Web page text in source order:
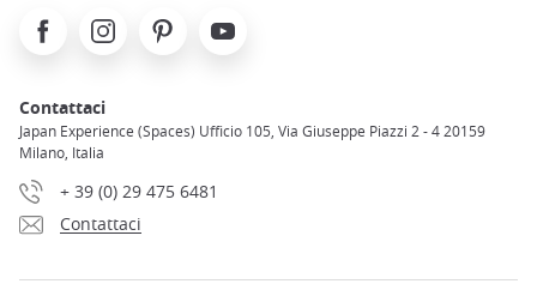
FacebookInstagramPinterest Youtube
Contattaci
Japan Experience (Spaces) Ufficio 105, Via Giuseppe Piazzi 2 - 4 20159
Milano, Italia
+ 39 (0) 29 475 6481
Contattaci